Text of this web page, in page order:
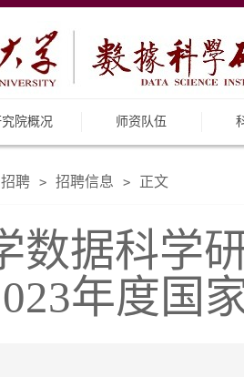
院概况 师资队伍
聘 > 招聘信息 > 正文
数据科学
年度国